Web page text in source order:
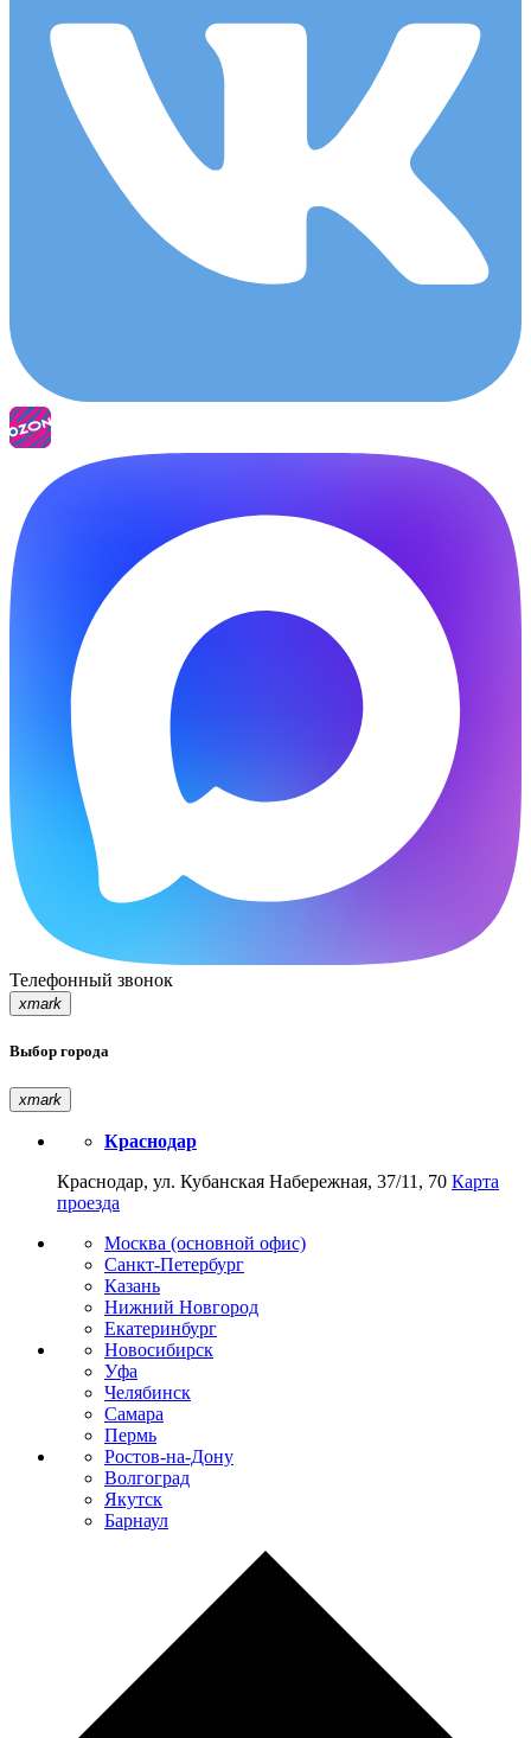
Телефонный звонок
xmark
Выбор города
xmark
Краснодар
Краснодар, ул. Кубанская Набережная, 37/11, 70 Карта
проезда
Москва (основной офис)
Санкт-Петербург
Казань
Нижний Новгород
Екатеринбург
Новосибирск
Уфа
Челябинск
Самара
Пермь
Ростов-на-Дону
Волгоград
Якутск
Барнаул